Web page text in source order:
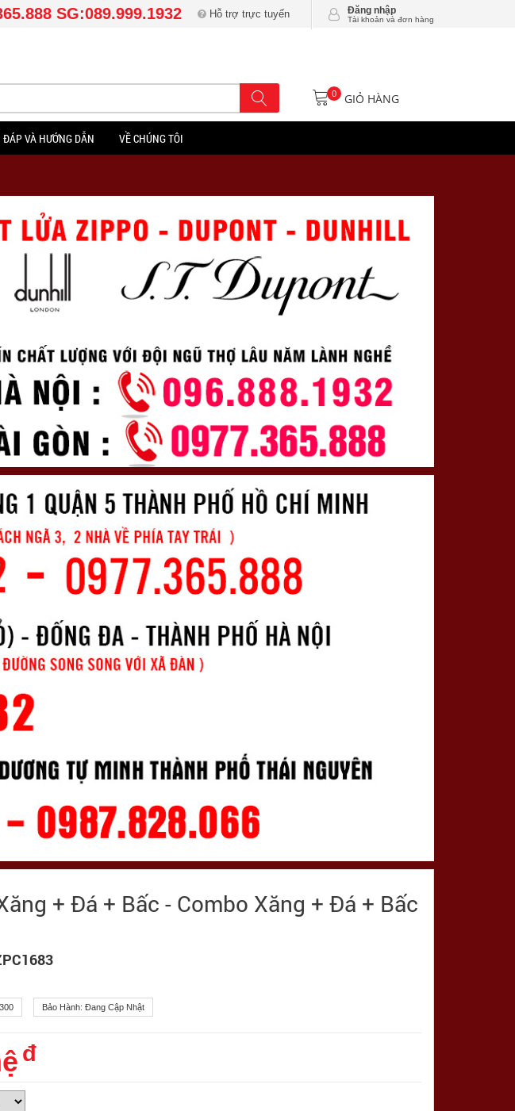
SG:089.999.1932 Hỗ trợ trực tuyến Đăng nhập
Tài khoản và đơn hàng
0 GIỎ HÀNG
ĐÁP VÀ HƯỚNG DẪN VỀ CHÚNG TÔI
+ Đá + Bấc - Combo Xăng + Đá + Bấc
300 Bảo Hành:Đang Cập Nhật
đ